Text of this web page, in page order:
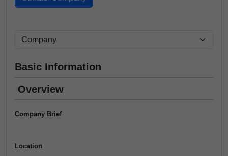
Basic Information
Overview
Company Brief
Location